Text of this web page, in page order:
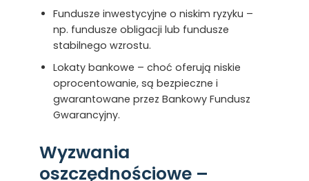
Fundusze inwestycyjne o niskim ryzyku –
np. fundusze obligacji lub fundusze
stabilnego wzrostu.
Lokaty bankowe – choć oferują niskie
oprocentowanie, są bezpieczne i
gwarantowane przez Bankowy Fundusz
Gwarancyjny.
Wyzwania
oszczędnościowe –